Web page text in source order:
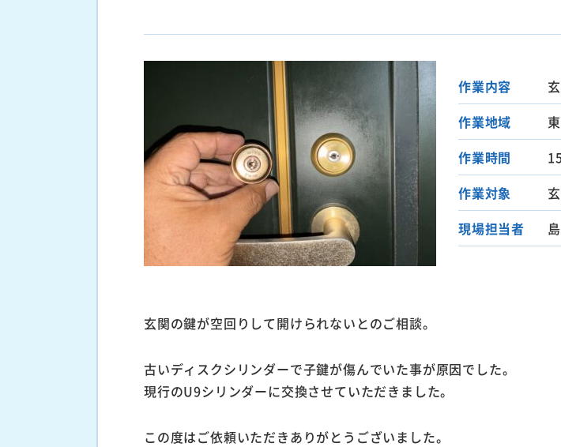
作業内容
作業地域
作業時間
作業対象
現場担当者
玄関の鍵が空回りして開けられないとのご相談。
古いディスクシリンダーで子鍵が傷んでいた事が原因でした。
現行のU9シリンダーに交換させていただきました。
この度はご依頼いただきありがとうございました。